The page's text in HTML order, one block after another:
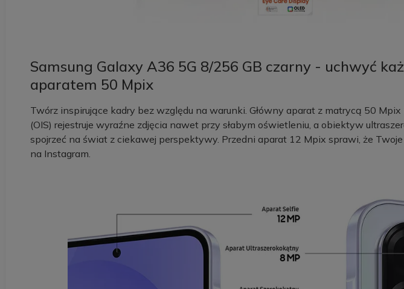
Samsung Galaxy A36 5G 8/256 GB czarny - uchwyć
aparatem 50 Mpix
Twórz inspirujące kadry bez względu na warunki. Główny aparat z matrycą 50
(OIS) rejestruje wyraźne zdjęcia nawet przy słabym oświetleniu, a obiektyw
spojrzeć na świat z ciekawej perspektywy. Przedni aparat 12 Mpix sprawi, że
na Instagram.